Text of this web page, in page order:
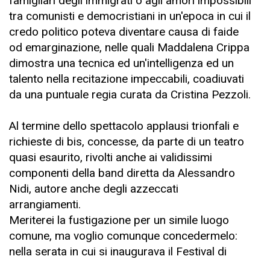
tra comunisti e democristiani in un'epoca in cui il
credo politico poteva diventare causa di faide
od emarginazione, nelle quali Maddalena Crippa
dimostra una tecnica ed un'intelligenza ed un
talento nella recitazione impeccabili, coadiuvati
da una puntuale regia curata da Cristina Pezzoli.
Al termine dello spettacolo applausi trionfali e
richieste di bis, concesse, da parte di un teatro
quasi esaurito, rivolti anche ai validissimi
componenti della band diretta da Alessandro
Nidi, autore anche degli azzeccati
arrangiamenti.
Meriterei la fustigazione per un simile luogo
comune, ma voglio comunque concedermelo:
nella serata in cui si inaugurava il Festival di